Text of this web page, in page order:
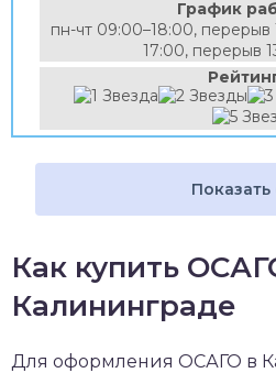
График
пн-чт 09:00–18:00, перерыв
17:00, перерыв
Как купить
Калининграде
Для оформления ОСАГО в